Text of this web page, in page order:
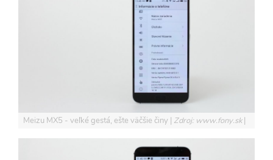
Meizu MX5 - veľké gestá, ešte väčšie činy Zdroj: www.fony.sk